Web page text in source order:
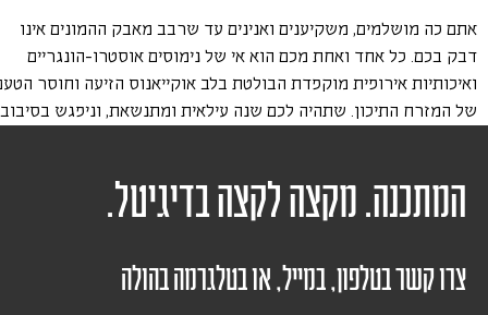
אתם כה מושלמים, משקיענים ואנינים עד שרבב מאבק ההמונים אינו
דבק בכם. כל אחד ואחת מכם הוא אי של נימוסים אוסטרו-הונגריים
ואיכותיות אירופית מוקפדת הבולטת בלב אוקייאנוס הזיעה וחוסר
של המזרח התיכון. שתהיה לכם שנה עילאית ומתנשאת, וניפגש
המתכנה. מקצה לקצה בדיגיטל.
צרו קשר בטלפון, במייל, או בטלגרמה בהולה